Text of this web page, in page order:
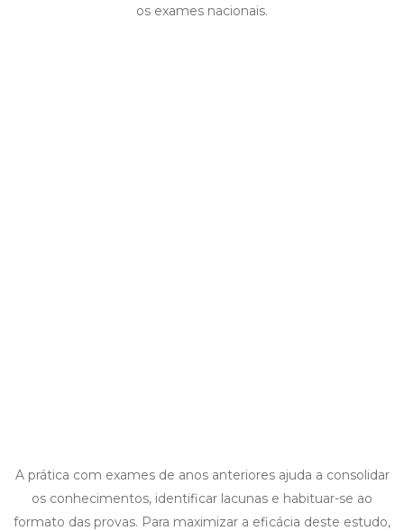
os exames nacionais.
A prática com exames de anos anteriores ajuda a consolidar
os conhecimentos, identificar lacunas e habituar-se ao
formato das provas. Para maximizar a eficácia deste estudo,